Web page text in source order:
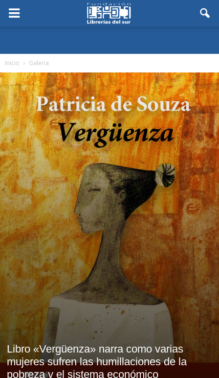
Inicio Galeria
Libro «Vergüenza» narra como varias
mujeres sufren las humillaciones de la
pobreza y el sistema económico